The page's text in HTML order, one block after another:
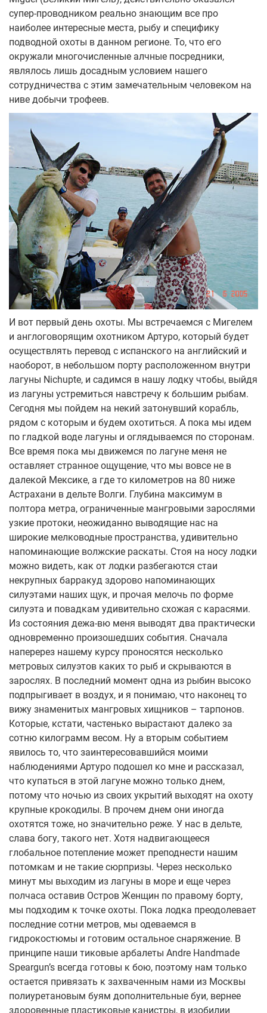
супер-проводником реально знающим все про
наиболее интересные места, рыбу и специфику
подводной охоты в данном регионе. То, что его
окружали многочисленные алчные посредники,
являлось лишь досадным условием нашего
сотрудничества с этим замечательным человеком на
ниве добычи трофеев.
И вот первый день охоты. Мы встречаемся с Мигелем и англоговорящим охотником Артуро, который будет осуществлять перевод с испанского на английский и наоборот, в небольшом порту расположенном внутри лагуны Nichupte, и садимся в нашу лодку чтобы, выйдя из лагуны устремиться навстречу к большим рыбам. Сегодня мы пойдем на некий затонувший корабль, рядом с которым и будем охотиться. А пока мы идем по гладкой воде лагуны и оглядываемся по сторонам. Все время пока мы движемся по лагуне меня не оставляет странное ощущение, что мы вовсе не в далекой Мексике, а где то километров на 80 ниже Астрахани в дельте Волги. Глубина максимум в полтора метра, ограниченные мангровыми зарослями узкие протоки, неожиданно выводящие нас на широкие мелководные пространства, удивительно напоминающие волжские раскаты. Стоя на носу лодки можно видеть, как от лодки разбегаются стаи некрупных барракуд здорово напоминающих силуэтами наших щук, и прочая мелочь по форме силуэта и повадкам удивительно схожая с карасями. Из состояния дежа-вю меня выводят два практически одновременно произошедших события. Сначала наперерез нашему курсу проносятся несколько метровых силуэтов каких то рыб и скрываются в зарослях. В последний момент одна из рыбин высоко подпрыгивает в воздух, и я понимаю, что наконец то вижу знаменитых мангровых хищников – тарпонов. Которые, кстати, частенько вырастают далеко за сотню килограмм весом. Ну а вторым событием явилось то, что заинтересовавшийся моими наблюдениями Артуро подошел ко мне и рассказал, что купаться в этой лагуне можно только днем, потому что ночью из своих укрытий выходят на охоту крупные крокодилы. В прочем днем они иногда охотятся тоже, но значительно реже. У нас в дельте, слава богу, такого нет. Хотя надвигающееся глобальное потепление может преподнести нашим потомкам и не такие сюрпризы. Через несколько минут мы выходим из лагуны в море и еще через полчаса оставив Остров Женщин по правому борту, мы подходим к точке охоты. Пока лодка преодолевает последние сотни метров, мы одеваемся в гидрокостюмы и готовим остальное снаряжение. В принципе наши тиковые арбалеты Andre Handmade Speargun’s всегда готовы к бою, поэтому нам только остается привязать к захваченным нами из Москвы полиуретановым буям дополнительные буи, вернее здоровенные пластиковые канистры, в изобилии имеющиеся на лодке и которые совершенно явно используются коренными обителями этого плавсредства для того же самого, прикрепить все это к линю и ружьям, и снарядить грузовые пояса. Температура воды порядка 28 градусов, на нас тонкие костюмы OMER Ocean Mimetic, и поскольку, судя по всему, охота предстоит на приличных глубинах, и я решаю ограничиться двумя килограммами, Олег Егоров побольше меня и он вешает себе на пояс аж три килограмма свинца. Пока мы собираемся, Мигель не надолго останавливается и опускает в воду датчик эхолота. По его словам это поможет ему вывести нас непосредственно на затонувший корабль. Тем временем Артуро проводит краткий брифинг. Из его слов вырисовывается следующая картина. Ровное песчаное дно на 26-30 метрах глубины. Сильное течение, которое должно вынести нас на обломки корабля. Вокруг корабля ходит мелкая рыба, которая в свою очередь привлекает хищников. Прежде всего, барракуд. Так же здесь должны быть крупные Тупоголовые Пампано, которые помимо мелкой рыбешки так же питаются ракушкой покрывающей обломки кораблекрушения. У нас будет время всего на один, максимум два нырка. Потом течение отнесет нас в сторону и нам придется возвращаться выше по течению, что бы начать новую серию нырков. Потом с лодки выбрасываются две пятиметровые веревки с петлями из широкой стропы на конце. В ответ на мой недоуменный взгляд Артуро отвечает, что после того как течение отнесет нас в сторону от места охоты, мы, что бы не тратить время, не будем забираться в лодку и сматывать линь с буями, а просто схватимся за петли, и лодка на малом ходу отбуксирует нас к точке старта. Несколько удивленные таким необычным способом транспортировки мы, наконец, то идем в воду. Первые впечатления. Очень теплая вода. Прозрачность по горизонтали порядка 22-25 метров. Но дна не видно, поскольку очевидно имеется некий термоклин и при взгляде вниз на глубине метров 15 виднеется туманная поверхность, под которой очевидно и скрывается дно. Мы с Олегом расплываемся в стороны, что бы не путаться буйками, и начинаем заряжать многочисленные тяги наших арбалетов. Зарядив свое ружье, я делаю первый пробный нырок метров на шесть, просто что бы проверить как на мне сидит снаряжение и выгнать лишний воздух из под костюма. Всплыв, я продолжаю движение за плывущим перед нами помощником Мигеля, который периодически ненадолго ныряет, но вот он, вынырнув в очередной раз, находит взглядом нас и тычет пальцем вниз. Нырять здесь. Я иду чуть ближе к нему, чем Олег, поэтому ныряю первым. Дна по прежнему не видно. Но как только я проваливаюсь ниже 10 метров далеко в низу начинает что-то вырисовываться. Сначала это просто какие то пятна, с размытыми границами очевидно означающие скопления камней или кораллов на песчаном дне. Судя по скорости с которой мимо меня проносятся эти пятна, течение довольно таки сильное. Я продолжаю погружаться, одновременно без усилий перемещаясь вдоль дна. И вот когда я проваливаюсь до 15 метров я начинаю различать внизу и чуть впереди, какой то большой объект не правильной формы. В центре объекта имеется возвышение, которое поднимается примерно до 20 метровой глубины. Для первого нырка глубоковато, но я в хорошей форме и решаю опуститься еще чуть ниже. Я расслабленно опускаюсь еще на пару метров и начинаю стремительно приближаться к затонувшему кораблю. По моим расчетам я пройду метрах в трех от наивысшей точки остатков рубки. В этот момент, очевидно, солнце выходит из-за какой то маленькой и редкой тучки, за которой оно было скрыто, и резко улучшается освещенность. И перед моими глазами встает совершенно феерическая картина. Если где-то и есть специальный рай для подводных охотников, то один из его уголков наверное выглядит именно так. От полускрытого дымкой дна поднимаются вверх борта затопленного корабля, на оставшемся фрагменте палубы высится полуразрушенная рубка, вокруг которой снуют буквально тысячи или миллионы рыб. Причем, буквально через несколько секунд наблюдения в, казалось бы, беспорядочном мельтешении начинает проглядываться строгая иерархия и упорядоченность. В самом верху по кругу ходят стайки ставридок и прочей условно пелагической мелочи. Ниже стеной стоят каранксы (caranx) килограмма в полтора-два весом. Чуть дальше от рубки, но на той же глубине кружат стаи тунцов бонито (atlantic bonito) больше всего похожих на очень крупных черноморских пеламид. Вместе с ними кружат стайки радужных макрелей (rainbow runner), причем некоторые экземпляры приближаются к метровой длине. Еще ниже, уже практически над палубой, мелькают мощные плоские тела Giant Trevally и снуют снепперы разных видов и окраски. Присмотревшись, я вижу, как между бортами под палубой неторопливо перемещаются два больших красных cubera snepper и разные виды групперов. Вес некоторых из них явно превышает 15 килограмм. Но я во-первых не за ними ехал за полсвета, а во-вторых 25 метров глубины к тому же в условиях сильного течения и торчащих ото всюду железяк для первого нырка как-то уж чересчур экстремально. И вокруг всего этого великолепия стоят барракуды. Много барракуд. В самом верху, слабо пошевеливая широкими мощными хвостами, стоят некрупные барракуды. Но чем глубже, и чем больше обитающая там рыба, тем более крупные размеры имеют и хищники. Барракуды стараются держаться по одиночке, особо не приближаясь друг к другу и повернувшись хищными мордами к своим потенциальным жертвам. Это знаменитые своей агрессивностью и силой черные карибские барракуды, чьи мощные почти цилиндрические тела и широкие хвосты разительно отличаются от виденных и стрелянных нами в индийском океане местных барракуд с длинными тощими телами. Это уже более интересная цель, и я начинаю не торопясь разворачивать свой длинный тиковый арбалет в направлении ближайшей рыбины. И тут я вижу, как откуда-то снизу, появляется и начинает быстро приближаться ко мне какая то странная рыба. На первый взгляд она больше похожа на тревалли, но чуть другая форма головы и спинных плавников однозначно говорят, что это не так. Быстро пройдя над дном, рыба разворачивается и идет прямо на меня. Она идет анфас, и я вижу лишь крупную плоскую голову и внимательный взгляд выпуклых круглых глаз. Не дойдя до меня метра четыре, рыбина разворачивается в профиль, и я уже могу увидеть золотистый бок и острые спинной и анальный плавники. Сомнений нет. Это и есть пампано – близкий родственник Giant Trevally. Рыба начинает уходить от меня, но я уверен в дальнобойности своего изготовленного моим другом Andre специально для меня четырехтягового арбалета и спокойно, старясь не делать резких движений, разворачиваю свое ружье и стреляю куда то в область жаберной крышки. Казалось бы медленный разгон гарпуна, явно слышимый даже под водой звук удара гарпуна о живое тело и мощный рывок, буквально выдергивающий тиковую рукоять ружья у меня из рук. Попал! Хорошо попал! Я начинаю всплывать, стараясь придерживать стремительно убегающий линь, что бы не дать добыче уйти под корабль и перерезав монофиламентный линь о зазубренные края металлических обломков лишить меня первой добычи и заодно нескольких сотен долларов, в которые как раз и оценивается ружье и восьмимиллиметровый гарпун с отделяющимся наконечником. Я явно вижу, как пампано развернувшись боком, что бы увеличить сопротивление, пытается добраться до корабля и уйти под него, но я усиливаю хват линя и тащу его наверх. В принципе этого делать нельзя, но я явно видел, что мой гарпун пробил рыбину сразу за головой, и отделяемый наконечник надежно фиксирует ее, и поэтому могу позволить себе некоторые вольности без опасения потерять свой трофей. Вместе с течением, увлекающим меня от корабля, мне удается оттащить рыбу в сторону от потенциальных укрытий, но допущенные во время нырка «вольности» дают о